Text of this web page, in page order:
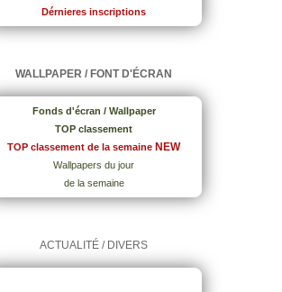
Dérnieres inscriptions
WALLPAPER / FONT D'ÉCRAN
Fonds d'écran / Wallpaper
TOP classement
TOP classement de la semaine NEW
Wallpapers du jour
de la semaine
ACTUALITÉ / DIVERS